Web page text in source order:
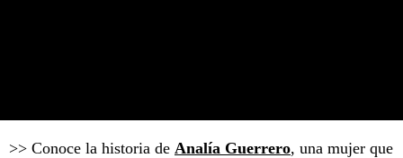
>> Conoce la historia de Analía Guerrero, una mujer que